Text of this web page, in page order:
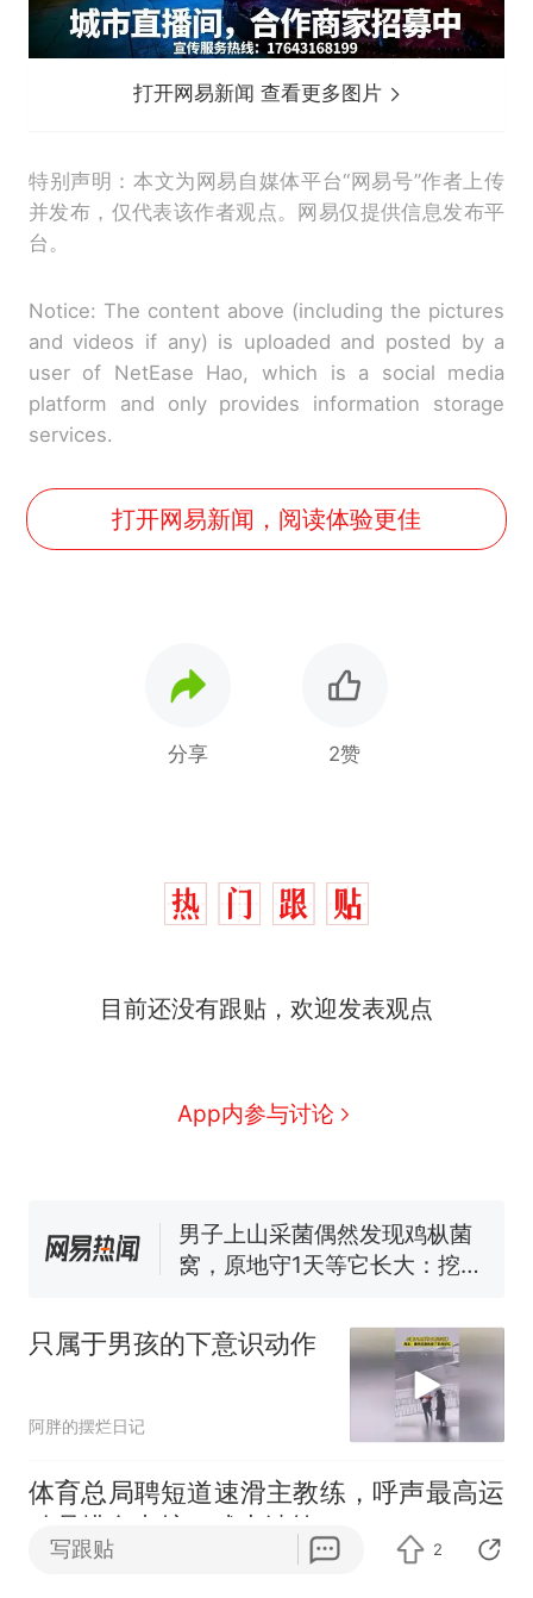
打开网易新闻 查看更多图片
特别声明：本文为网易自媒体平台“网易号”作者上传
并发布，仅代表该作者观点。网易仅提供信息发布平
台。
Notice: The content above (including the pictures
and videos if any) is uploaded and posted by a
user of NetEase Hao, which is a social media
platform and only provides information storage
services.
打开网易新闻，阅读体验更佳
分享 2赞
目前还没有跟贴，欢迎发表观点
App内参与讨论
因老师一句“跟我回家”改写了
费大厨“全国小炒肉大王”称
140多朵
美国渔民钓获鲨鱼徒手将其拽
回大海 目击者直呼震惊 （视频
官方通报
那个在床头放菜刀的女孩，
因老师一句“跟我回家”改写了
只属于男孩的下意识动作
阿胖的摆烂日记
体育总局聘短道速滑主教练，呼声最高运
动员排名出炉，武大靖第2
写跟贴 2